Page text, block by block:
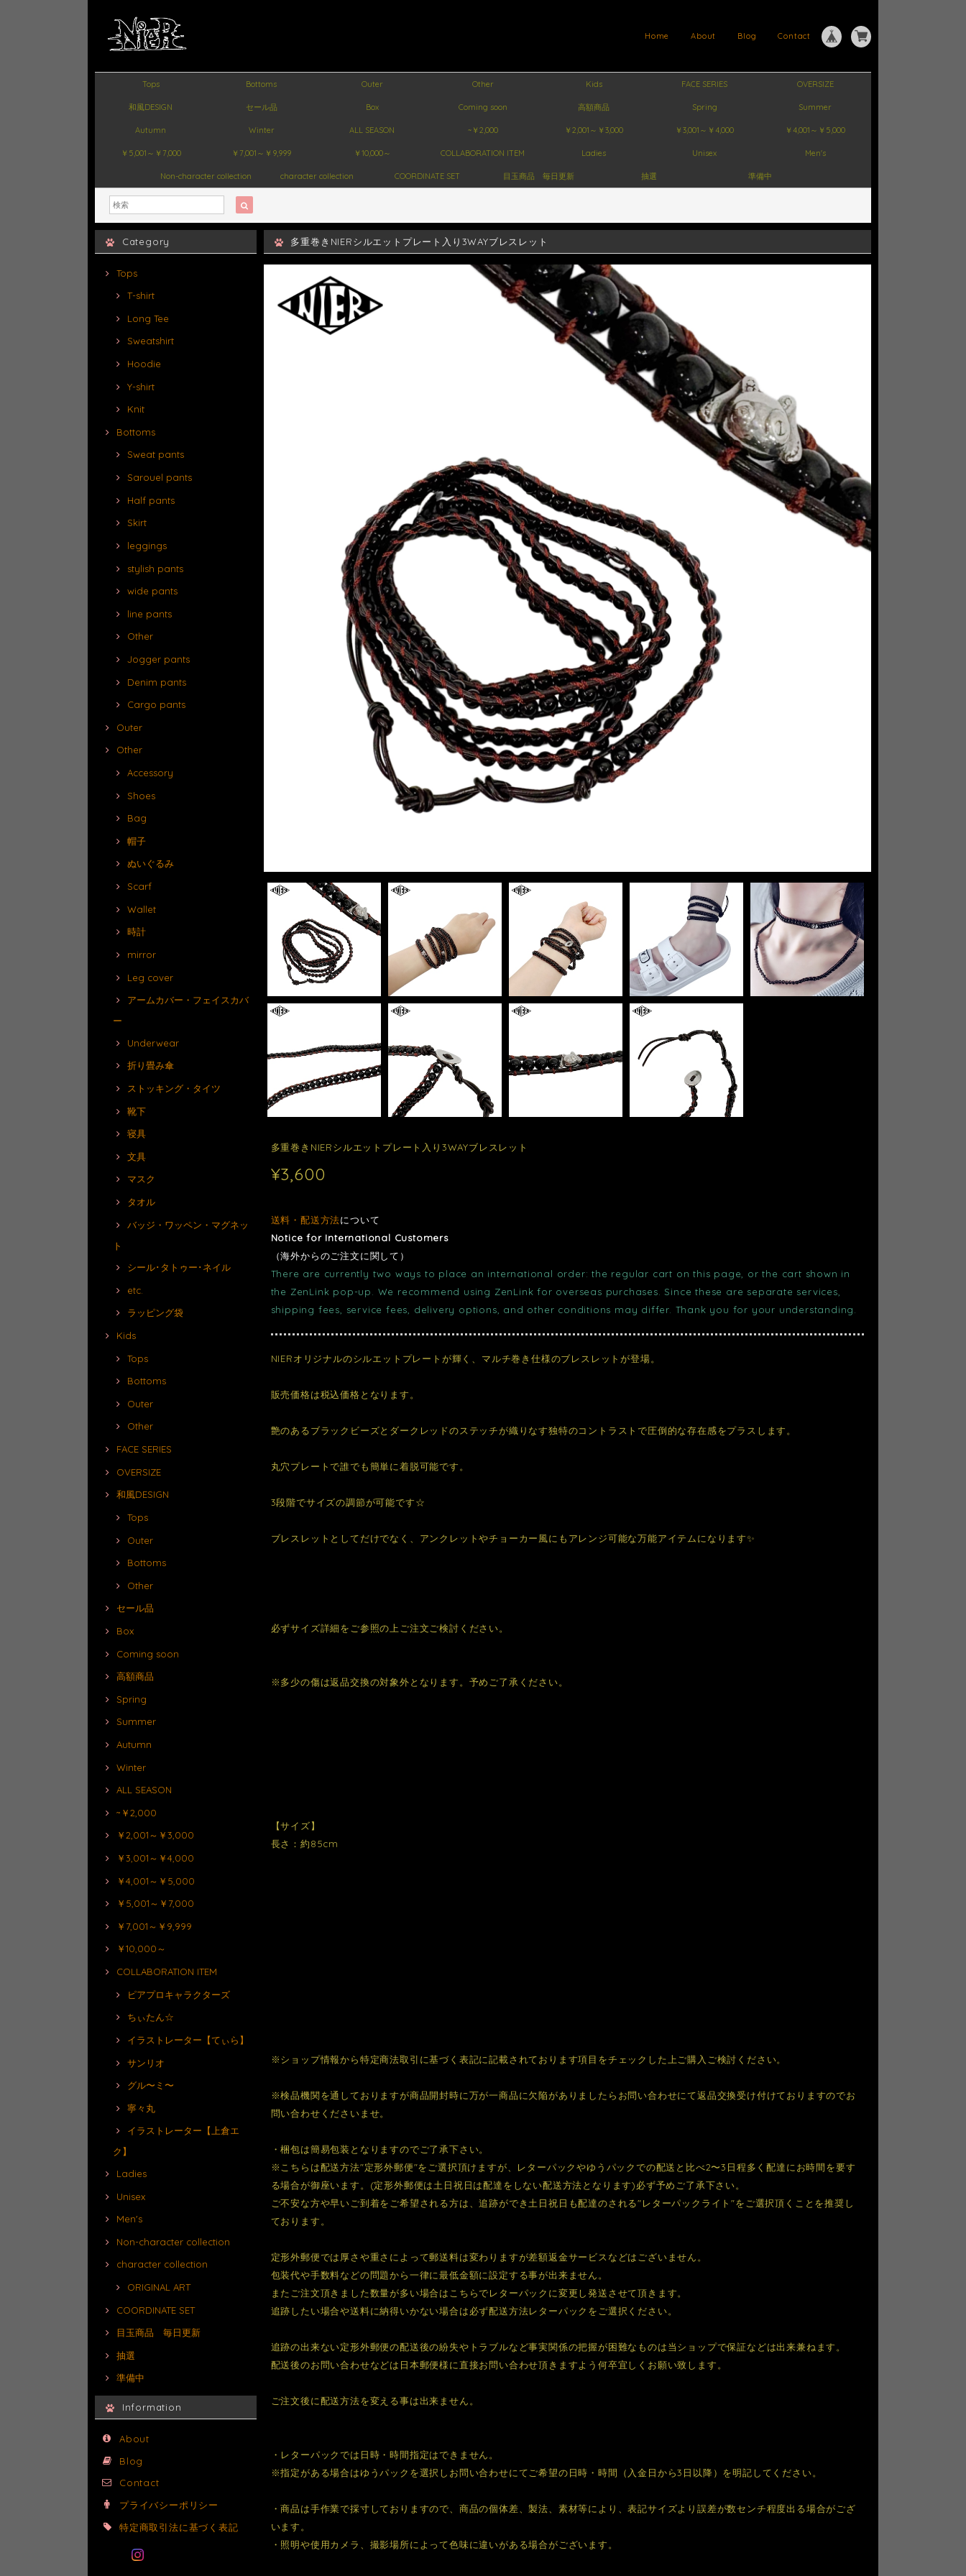
Contact
Blog
About
Home
Tops Bottoms Outer Other Kids FACE SERIES OVERSIZE
和風DESIGN セール品 Box Coming soon 高額商品 Spring Summer
Autumn Winter ALL SEASON ~￥2,000 ￥2,001～￥3,000 ￥3,001～￥4,000 ￥4,001～￥5,000
￥5,001～￥7,000 ￥7,001～￥9,999 ￥10,000～ COLLABORATION ITEM Ladies Unisex Men's
Non-character collection character collection COORDINATE SET 目玉商品 毎日更新 抽選 準備中
Category
Tops
T-shirt
Long Tee
Sweatshirt
Hoodie
Y-shirt
Knit
Bottoms
Sweat pants
Sarouel pants
Half pants
Skirt
leggings
stylish pants
wide pants
line pants
Other
Jogger pants
Denim pants
Cargo pants
Outer
Other
Accessory
Shoes
Bag
帽子
ぬいぐるみ
Scarf
Wallet
時計
mirror
Leg cover
アームカバー・フェイスカバ
ー
Underwear
折り畳み傘
ストッキング・タイツ
靴下
寝具
文具
マスク
タオル
バッジ・ワッペン・マグネッ
ト
シール･タトゥー･ネイル
etc.
ラッピング袋
Kids
Tops
Bottoms
Outer
Other
FACE SERIES
OVERSIZE
和風DESIGN
Tops
Outer
Bottoms
Other
セール品
Box
Coming soon
高額商品
Spring
Summer
Autumn
Winter
ALL SEASON
~￥2,000
￥2,001～￥3,000
￥3,001～￥4,000
￥4,001～￥5,000
￥5,001～￥7,000
￥7,001～￥9,999
￥10,000～
COLLABORATION ITEM
ピアプロキャラクターズ
ちぃたん☆
イラストレーター【てぃら】
サンリオ
グル〜ミ〜
寧々丸
イラストレーター【上倉エ
ク】
Ladies
Unisex
Men's
Non-character collection
character collection
ORIGINAL ART
COORDINATE SET
目玉商品 毎日更新
抽選
準備中
Information
About
Blog
Contact
プライバシーポリシー
特定商取引法に基づく表記
多重巻きNIERシルエットプレート入り3WAYブレスレット
多重巻きNIERシルエットプレート入り3WAYブレスレット
¥3,600
送料・配送方法について
Notice for International Customers
（海外からのご注文に関して）
There are currently two ways to place an international order: the regular cart on this page, or the cart shown in
the ZenLink pop-up. We recommend using ZenLink for overseas purchases. Since these are separate services,
shipping fees, service fees, delivery options, and other conditions may differ. Thank you for your understanding.
NIERオリジナルのシルエットプレートが輝く、マルチ巻き仕様のブレスレットが登場。
販売価格は税込価格となります。
艶のあるブラックビーズとダークレッドのステッチが織りなす独特のコントラストで圧倒的な存在感をプラスします。
丸穴プレートで誰でも簡単に着脱可能です。
3段階でサイズの調節が可能です☆
ブレスレットとしてだけでなく、アンクレットやチョーカー風にもアレンジ可能な万能アイテムになります✨
必ずサイズ詳細をご参照の上ご注文ご検討ください。
※多少の傷は返品交換の対象外となります。予めご了承ください。
【サイズ】
長さ：約85cm
※ショップ情報から特定商法取引に基づく表記に記載されております項目をチェックした上ご購入ご検討ください。
※検品機関を通しておりますが商品開封時に万が一商品に欠陥がありましたらお問い合わせにて返品交換受け付けておりますのでお
問い合わせくださいませ。
・梱包は簡易包装となりますのでご了承下さい。
※こちらは配送方法"定形外郵便"をご選択頂けますが、レターパックやゆうパックでの配送と比べ2〜3日程多く配達にお時間を要す
る場合が御座います。(定形外郵便は土日祝日は配達をしない配送方法となります)必ず予めご了承下さい。
ご不安な方や早いご到着をご希望される方は、追跡ができ土日祝日も配達のされる"レターパックライト"をご選択頂くことを推奨し
ております。
定形外郵便では厚さや重さによって郵送料は変わりますが差額返金サービスなどはございません。
包装代や手数料などの問題から一律に最低金額に設定する事が出来ません。
またご注文頂きました数量が多い場合はこちらでレターパックに変更し発送させて頂きます。
追跡したい場合や送料に納得いかない場合は必ず配送方法レターパックをご選択ください。
追跡の出来ない定形外郵便の配送後の紛失やトラブルなど事実関係の把握が困難なものは当ショップで保証などは出来兼ねます。
配送後のお問い合わせなどは日本郵便様に直接お問い合わせ頂きますよう何卒宜しくお願い致します。
ご注文後に配送方法を変える事は出来ません。
・レターパックでは日時・時間指定はできません。
※指定がある場合はゆうパックを選択しお問い合わせにてご希望の日時・時間（入金日から3日以降）を明記してください。
・商品は手作業で採寸しておりますので、商品の個体差、製法、素材等により、表記サイズより誤差が数センチ程度出る場合がござ
います。
・照明や使用カメラ、撮影場所によって色味に違いがある場合がございます。